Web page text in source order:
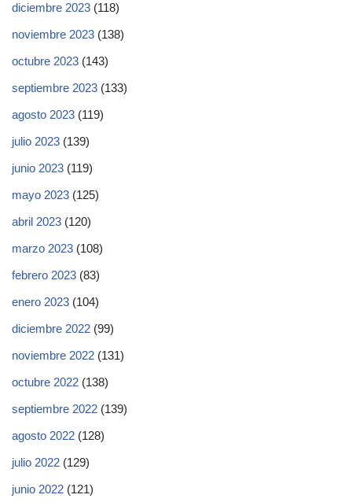
diciembre 2023 (118)
noviembre 2023 (138)
octubre 2023 (143)
septiembre 2023 (133)
agosto 2023 (119)
julio 2023 (139)
junio 2023 (119)
mayo 2023 (125)
abril 2023 (120)
marzo 2023 (108)
febrero 2023 (83)
enero 2023 (104)
diciembre 2022 (99)
noviembre 2022 (131)
octubre 2022 (138)
septiembre 2022 (139)
agosto 2022 (128)
julio 2022 (129)
junio 2022 (121)